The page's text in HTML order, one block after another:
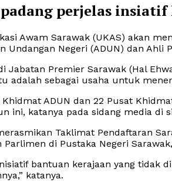
perjelas insiatif
Awam Sarawak (UKAS) akan
Undangan Negeri (ADUN) dan Ahli
Jabatan Premier Sarawak (Hal
adalah sebagai usaha untuk
Khidmat ADUN dan 22 Pusat
ini, katanya pada sidang media di
Taklimat Pendaftaran
Parlimen di Pustaka Negeri
bantuan kerajaan yang
katanya.